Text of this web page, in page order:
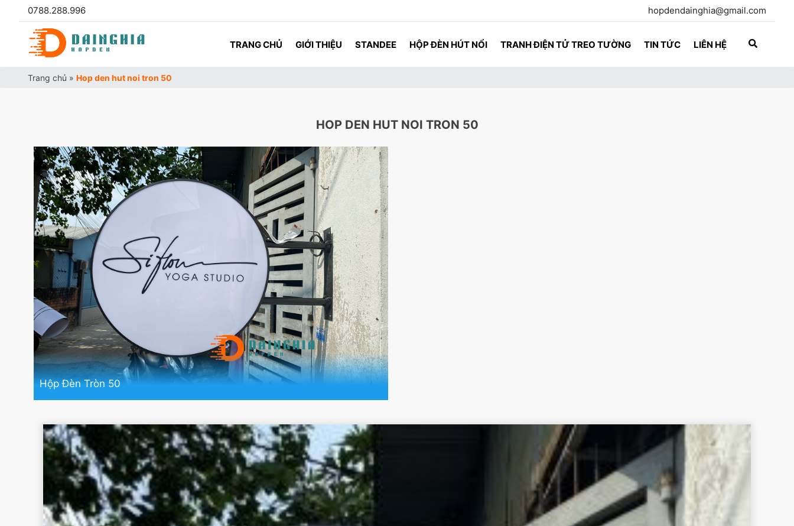
0788.288.996 hopdendainghia@gmail.com
TRANG CHỦ GIỚI THIỆU STANDEE HỘP ĐÈN HÚT NỔI TRANH ĐIỆN TỬ TREO TƯỜNG TIN TỨC LIÊN HỆ
Trang chủ » Hop den hut noi tron 50
HOP DEN HUT NOI TRON 50
Hộp Đèn Tròn 50